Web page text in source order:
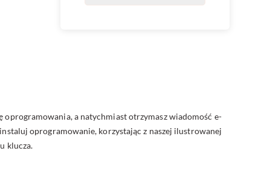
a natychmiast otrzymasz wiadomość e-
oprogramowanie, korzystając z naszej ilustrowanej
klucza.